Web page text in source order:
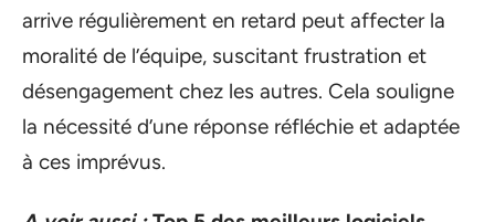
arrive régulièrement en retard peut affecter la
moralité de l’équipe, suscitant frustration et
désengagement chez les autres. Cela souligne
la nécessité d’une réponse réfléchie et adaptée
à ces imprévus.